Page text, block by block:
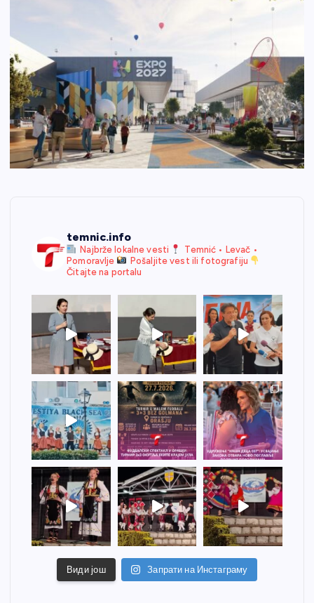
temnic.info
Najbrže lokalne vesti
Temnić • Levač •
Pomoravlje
Pošaljite vest ili fotografiju
Čitajte na portalu
Види још Запрати на Инстаграму